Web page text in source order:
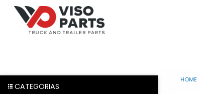
CATEGORIAS
HOME